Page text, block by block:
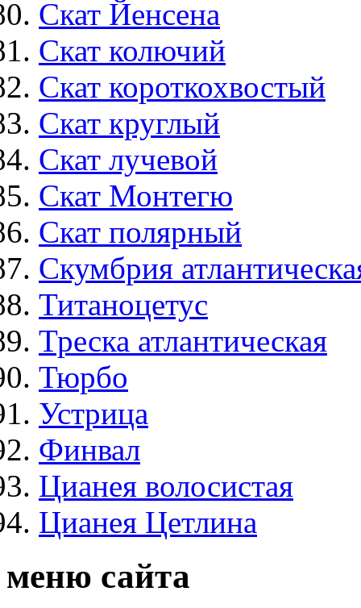
Скат Йенсена
Скат колючий
Скат короткохвостый
Скат круглый
Скат лучевой
Скат Монтегю
Скат полярный
Скумбрия
Титаноцетус
Треска атлантическая
Тюрбо
Устрица
Финвал
Цианея волосистая
Цианея Цетлина
меню сайта